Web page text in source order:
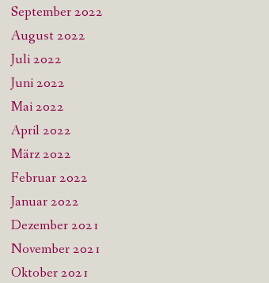
September 2022
August 2022
Juli 2022
Juni 2022
Mai 2022
April 2022
März 2022
Februar 2022
Januar 2022
Dezember 2021
November 2021
Oktober 2021